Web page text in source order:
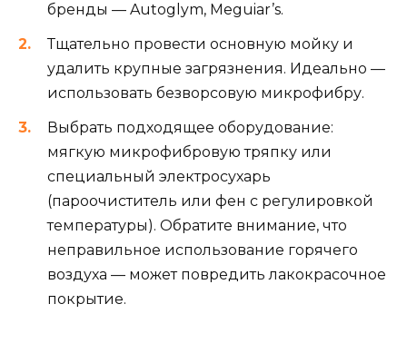
бренды — Autoglym, Meguiar’s.
Тщательно провести основную мойку и
удалить крупные загрязнения. Идеально —
использовать безворсовую микрофибру.
Выбрать подходящее оборудование:
мягкую микрофибровую тряпку или
специальный электросухарь
(пароочиститель или фен с регулировкой
температуры). Обратите внимание, что
неправильное использование горячего
воздуха — может повредить лакокрасочное
покрытие.